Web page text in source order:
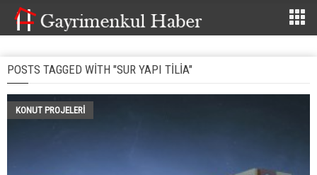
POSTS TAGGED WITH "SUR YAPI TILIA"
KONUT PROJELERI